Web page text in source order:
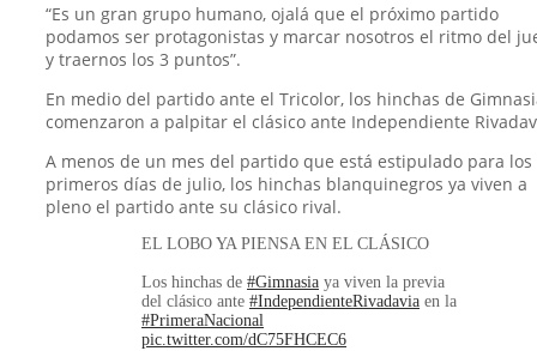
“Es un gran grupo humano, ojalá que el próximo partido
podamos ser protagonistas y marcar nosotros el ritmo del
y traernos los 3 puntos”.
En medio del partido ante el Tricolor, los hinchas de
comenzaron a palpitar el clásico ante Independiente
A menos de un mes del partido que está estipulado para los
primeros días de julio, los hinchas blanquinegros ya viven a
pleno el partido ante su clásico rival.
EL LOBO YA PIENSA EN EL CLÁSICO
Los hinchas de #Gimnasia ya viven la previa
del clásico ante #IndependienteRivadavia en la
#PrimeraNacional
pic.twitter.com/dC75FHCEC6